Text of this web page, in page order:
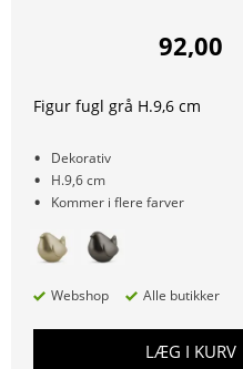
92,00
Figur fugl grå H.9,6 cm
Dekorativ
H.9,6 cm
Kommer i flere farver
Webshop Alle butikker
LÆG I KURV